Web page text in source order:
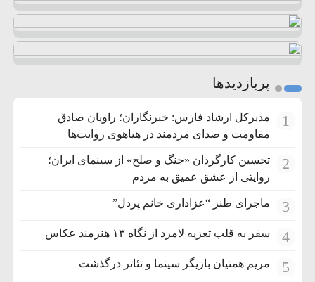
پربازدیدها
1
مدیرکل ارشاد فارس: خبرنگاران؛ راویان صادق
مقاومت و صدای مردمند در هیاهوی روایت‌ها
2
تحسین کارگردان «جنگ و صلح» از سینمای ایران؛
روایتی از عشق عمیق به مردم
3 ماجرای طنز “عزاداری خانم پردل”
4 سفر به قلب تعزیه لامرد از نگاه ۱۳ هنرمند عکاس
5 مریم همتیان بازیگر سینما و تئاتر درگذشت